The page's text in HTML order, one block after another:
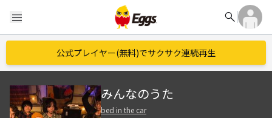
menu search
公式プレイヤー(無料)でサクサク連続再生
みんなのうた
bed in the car